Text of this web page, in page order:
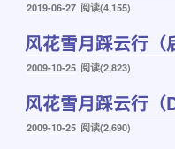
发
于
2019-06-27 阅读(4,155)
风花雪月踩云行（
发
于
2009-10-25 阅读(2,823)
风花雪月踩云行（
发
2009-10-25 阅读(2,690)